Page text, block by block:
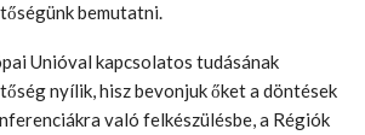
bemutatni.
Unióval kapcsolatos tudásának
nyílik, hisz bevonjuk őket a döntések
való felkészülésbe, a Régiók